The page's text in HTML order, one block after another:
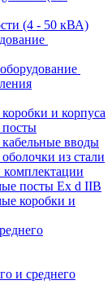
(4 - 50 кВА)
и корпуса
вводы
из стали
посты Ex d IIB
коробки и
и среднего